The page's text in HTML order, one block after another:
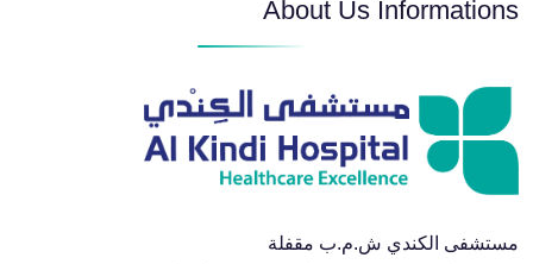
About Us Informations
مستشفى الكندي ش.م.ب مقفلة